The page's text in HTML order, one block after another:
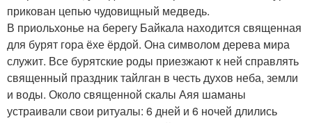
прикован цепью чудовищный медведь.
В приольхонье на берегу Байкала находится священная
для бурят гора ёхе ёрдой. Она символом дерева мира
служит. Все бурятские роды приезжают к ней справлять
священный праздник тайлган в честь духов неба, земли
и воды. Около священной скалы Аяя шаманы
устраивали свои ритуалы: 6 дней и 6 ночей длились